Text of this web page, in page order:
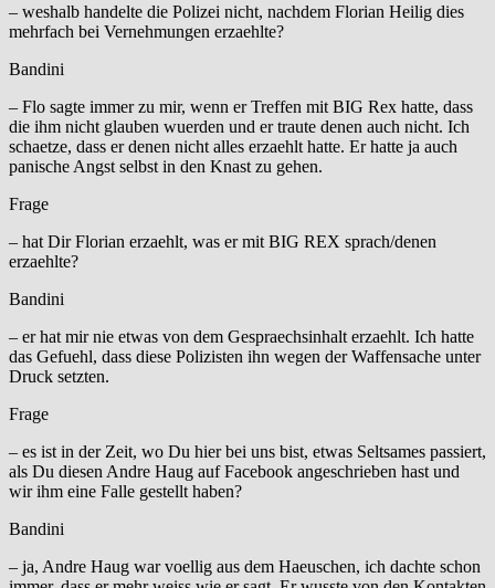
– weshalb handelte die Polizei nicht, nachdem Florian Heilig dies
mehrfach bei Vernehmungen erzaehlte?
Bandini
– Flo sagte immer zu mir, wenn er Treffen mit BIG Rex hatte, dass
die ihm nicht glauben wuerden und er traute denen auch nicht. Ich
schaetze, dass er denen nicht alles erzaehlt hatte. Er hatte ja auch
panische Angst selbst in den Knast zu gehen.
Frage
– hat Dir Florian erzaehlt, was er mit BIG REX sprach/denen
erzaehlte?
Bandini
– er hat mir nie etwas von dem Gespraechsinhalt erzaehlt. Ich hatte
das Gefuehl, dass diese Polizisten ihn wegen der Waffensache unter
Druck setzten.
Frage
– es ist in der Zeit, wo Du hier bei uns bist, etwas Seltsames passiert,
als Du diesen Andre Haug auf Facebook angeschrieben hast und
wir ihm eine Falle gestellt haben?
Bandini
– ja, Andre Haug war voellig aus dem Haeuschen, ich dachte schon